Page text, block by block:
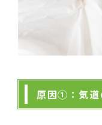
原因①：気道